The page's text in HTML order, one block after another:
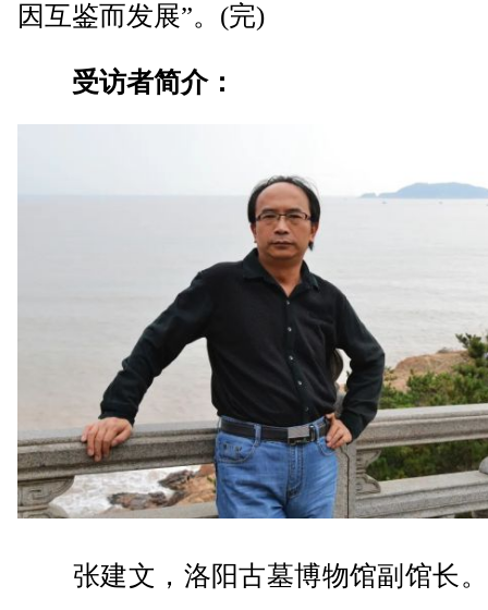
因互鉴而发展”。(完)
受访者简介：
张建文，洛阳古墓博物馆副馆长